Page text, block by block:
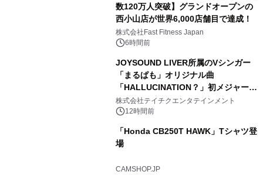
数120万人突破】グランドオープンの
西小山店が世界6,000店舗目で達成！
株式会社Fast Fitness Japan
6時間前
JOYSOUND LIVER所属のVシンガー
「まるぱも」オリジナル曲
「HALLUCINATION？」初メジャー配
信リリース決定！
株式会社テイチクエンタテインメント
12時間前
「Honda CB250T HAWK」Tシャツ登
場
CAMSHOP.JP